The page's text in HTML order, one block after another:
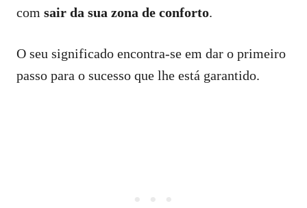
com sair da sua zona de conforto.
O seu significado encontra-se em dar o primeiro
passo para o sucesso que lhe está garantido.